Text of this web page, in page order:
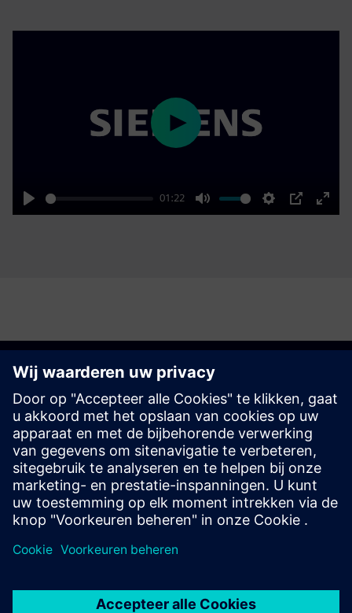
Play
01:22
Mute Settings
PIP
Enter
Play
Aan de slag
Contact opnemen